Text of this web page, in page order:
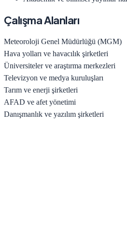
Çalışma Alanları
Meteoroloji Genel Müdürlüğü (MGM)
Hava yolları ve havacılık şirketleri
Üniversiteler ve araştırma merkezleri
Televizyon ve medya kuruluşları
Tarım ve enerji şirketleri
AFAD ve afet yönetimi
Danışmanlık ve yazılım şirketleri